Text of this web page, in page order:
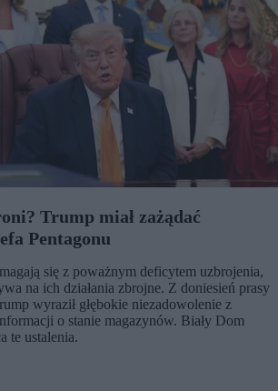
Trump miał zażądać
Pentagonu
się z poważnym deficytem uzbrojenia,
na ich działania zbrojne. Z doniesień prasy
wyraził głębokie niezadowolenie z
o stanie magazynów. Biały Dom
te ustalenia.